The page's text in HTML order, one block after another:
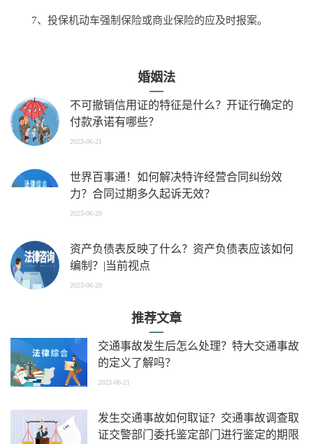
7、投保机动车强制保险或商业保险的应及时报案。
婚姻法
不可撤销信用证的特征是什么？开证行确定的
付款承诺有哪些？
2023-06-21
世界百事通！如何解决特许经营合同纠纷效
力？合同过期多久起诉无效？
2023-06-20
资产负债表反映了什么？资产负债表应该如何
编制？|当前视点
2023-06-20
推荐文章
交通事故发生后怎么处理？特大交通事故
的定义了解吗？
2023-06-21
发生交通事故如何取证？交通事故调查取
证交警部门委托鉴定部门进行鉴定的期限